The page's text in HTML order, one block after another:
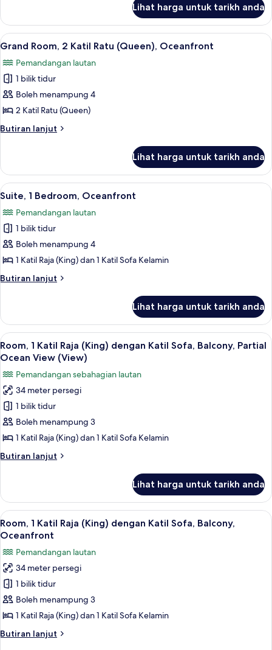
dengan
Katil
Sofa,
Oceanfront
Room,
Katil
(King)
dengan
Sofa,
Oceanfront
Lihat harga untuk tarikh anda
Lihat
semua
foto
untuk
Grand
Room,
2
Katil
(Queen),
Oceanfront
Grand Room, 2 Katil Ratu (Queen),
6
Grand Room, 2 Katil Ratu (Queen), Oceanfront
Pemandangan lautan
1 bilik tidur
Boleh menampung 4
2 Katil Ratu (Queen)
Butiran lanjut
Butiran
Room,
Katil
(Queen),
Oceanfront
Lihat harga untuk tarikh anda
Lihat
semua
foto
untuk
Suite,
1
Bedroom,
Oceanfront
Suite, 1 Bedroom, Oceanfront |
11
Suite, 1 Bedroom, Oceanfront
Pemandangan lautan
1 bilik tidur
Boleh menampung 4
1 Katil Raja (King) dan 1 Katil Sofa Kelamin
Butiran lanjut
Butiran
1
Bedroom,
Oceanfront
Lihat harga untuk tarikh anda
Lihat
semua
untuk
Room,
Katil
Raja
(King)
dengan
Sofa,
Balcony,
Partial
Ocean
View
(View)
Peralatan tempat tidur premium,
7
Room, 1 Katil Raja (King) dengan Katil Sofa, Balcony, Partial
Ocean View (View)
Pemandangan sebahagian lautan
34 meter persegi
1 bilik tidur
Boleh menampung 3
1 Katil Raja (King) dan 1 Katil Sofa Kelamin
Butiran lanjut
Butiran
1
Katil
Raja
(King)
Katil
Sofa,
Balcony,
Partial
Ocean
(View)
Lihat harga untuk tarikh anda
Lihat
semua
untuk
Room,
Katil
Raja
(King)
dengan
Peralatan tempat tidur premium,
7
Room, 1 Katil Raja (King) dengan Katil Sofa, Balcony,
Oceanfront
Pemandangan lautan
34 meter persegi
1 bilik tidur
Boleh menampung 3
1 Katil Raja (King) dan 1 Katil Sofa Kelamin
Butiran lanjut
Butiran